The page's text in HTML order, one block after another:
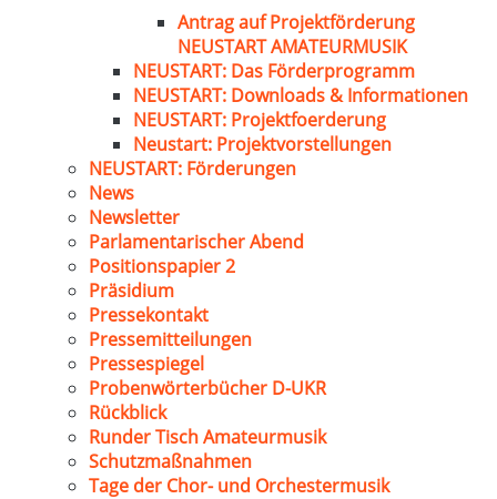
Antrag auf Projektförderung
NEUSTART AMATEURMUSIK
NEUSTART: Das Förderprogramm
NEUSTART: Downloads & Informationen
NEUSTART: Projektfoerderung
Neustart: Projektvorstellungen
NEUSTART: Förderungen
News
Newsletter
Parlamentarischer Abend
Positionspapier 2
Präsidium
Pressekontakt
Pressemitteilungen
Pressespiegel
Probenwörterbücher D-UKR
Rückblick
Runder Tisch Amateurmusik
Schutzmaßnahmen
Tage der Chor- und Orchestermusik